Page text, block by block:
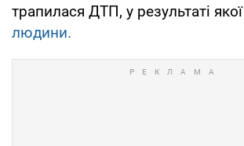
трапилася ДТП, у результаті якої
людини.